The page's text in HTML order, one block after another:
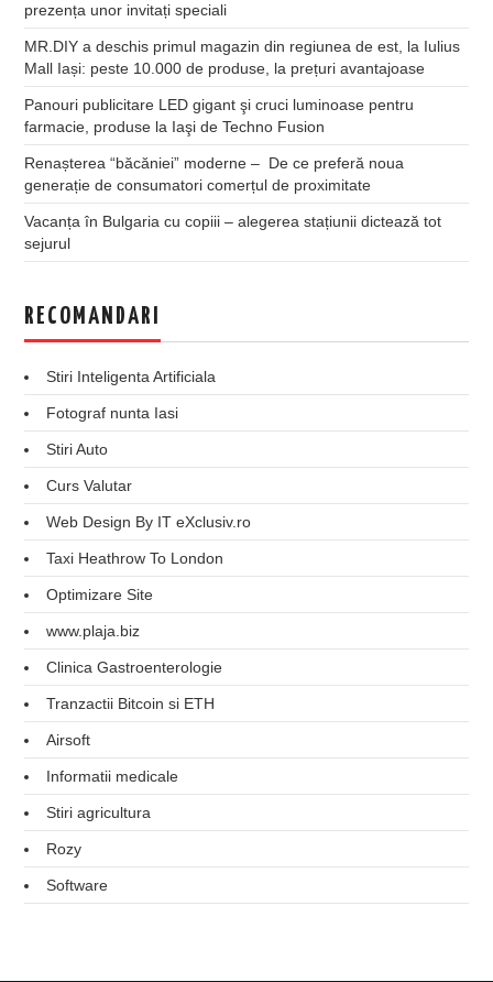
prezența unor invitați speciali
MR.DIY a deschis primul magazin din regiunea de est, la Iulius
Mall Iași: peste 10.000 de produse, la prețuri avantajoase
Panouri publicitare LED gigant şi cruci luminoase pentru
farmacie, produse la Iaşi de Techno Fusion
Renașterea “băcăniei” moderne – De ce preferă noua
generație de consumatori comerțul de proximitate
Vacanța în Bulgaria cu copiii – alegerea stațiunii dictează tot
sejurul
RECOMANDARI
Stiri Inteligenta Artificiala
Fotograf nunta Iasi
Stiri Auto
Curs Valutar
Web Design By IT eXclusiv.ro
Taxi Heathrow To London
Optimizare Site
www.plaja.biz
Clinica Gastroenterologie
Tranzactii Bitcoin si ETH
Airsoft
Informatii medicale
Stiri agricultura
Rozy
Software